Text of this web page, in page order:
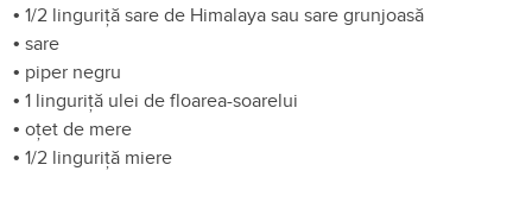
•1/2 linguriță sare de Himalaya sau sare grunjoasă
•sare
• piper negru
•1 linguriță ulei de floarea-soarelui
•oțet de mere
•1/2 linguriță miere